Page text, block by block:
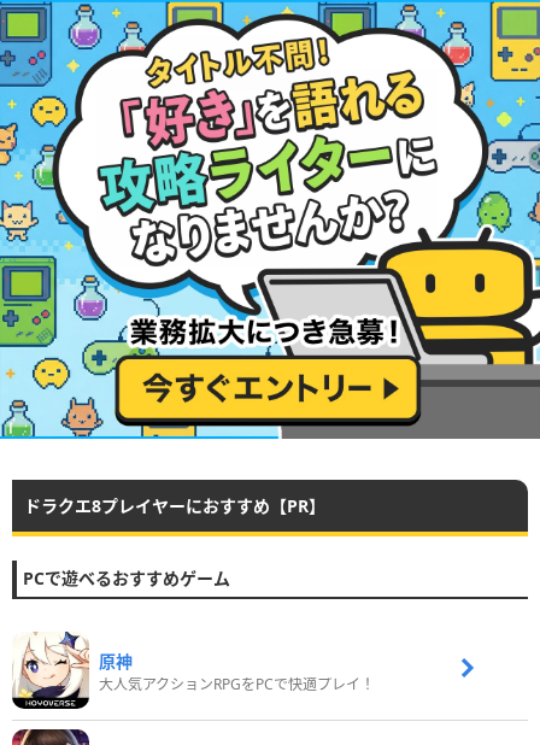
ドラクエ8プレイヤーにおすすめ【PR】
PCで遊べるおすすめゲーム
原神
大人気アクションRPGをPCで快適プレイ！